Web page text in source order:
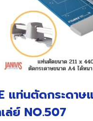
แท่นตัดกระดาษ
ล่ย์ NO.507